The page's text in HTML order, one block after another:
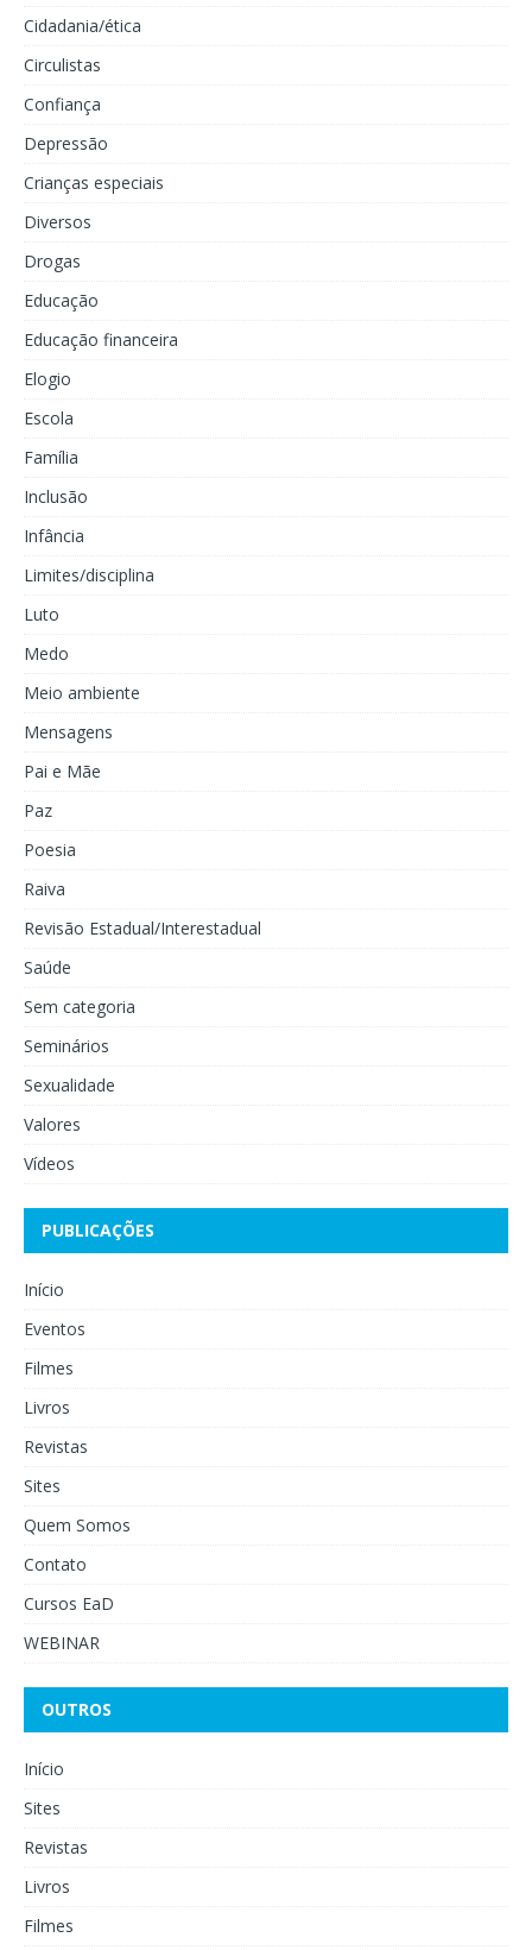
Cidadania/ética
Circulistas
Confiança
Depressão
Crianças especiais
Diversos
Drogas
Educação
Educação financeira
Elogio
Escola
Família
Inclusão
Infância
Limites/disciplina
Luto
Medo
Meio ambiente
Mensagens
Pai e Mãe
Paz
Poesia
Raiva
Revisão Estadual/Interestadual
Saúde
Sem categoria
Seminários
Sexualidade
Valores
Vídeos
PUBLICAÇÕES
Início
Eventos
Filmes
Livros
Revistas
Sites
Quem Somos
Contato
Cursos EaD
WEBINAR
OUTROS
Início
Sites
Revistas
Livros
Filmes